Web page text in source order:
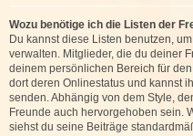
Wozu benötige ich die Listen der
Du kannst diese Listen benutzen,
verwalten. Mitglieder, die du deiner
deinem persönlichen Bereich für
dort deren Onlinestatus und kannst
senden. Abhängig von dem Style,
Freunde auch hervorgehoben sein.
siehst du seine Beiträge